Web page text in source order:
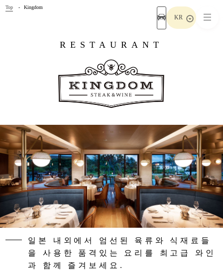
KR
Top Kingdom
RESTAURANT
일본 내외에서 엄선된 육류와 식재료들
을 사용한 품격있는 요리를 최고급 와인
과 함께 즐겨보세요.